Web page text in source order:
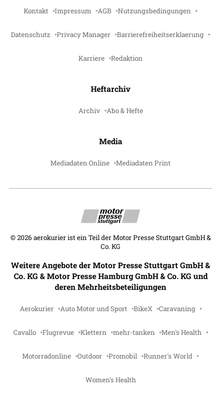
Kontakt Impressum AGB Nutzungsbedingungen
Datenschutz Privacy Manager Barrierefreiheitserklaerung
Karriere Redaktion
Heftarchiv
Archiv Abo & Hefte
Media
Mediadaten Online Mediadaten Print
© 2026 aerokurier ist ein Teil der Motor Presse Stuttgart GmbH &
Co. KG
Weitere Angebote der Motor Presse Stuttgart GmbH &
Co. KG & Motor Presse Hamburg GmbH & Co. KG und
deren Mehrheitsbeteiligungen
Aerokurier Auto Motor und Sport BikeX Caravaning
Cavallo Flugrevue Klettern mehr-tanken Men's Health
Motorradonline Outdoor Promobil Runner's World
Women's Health